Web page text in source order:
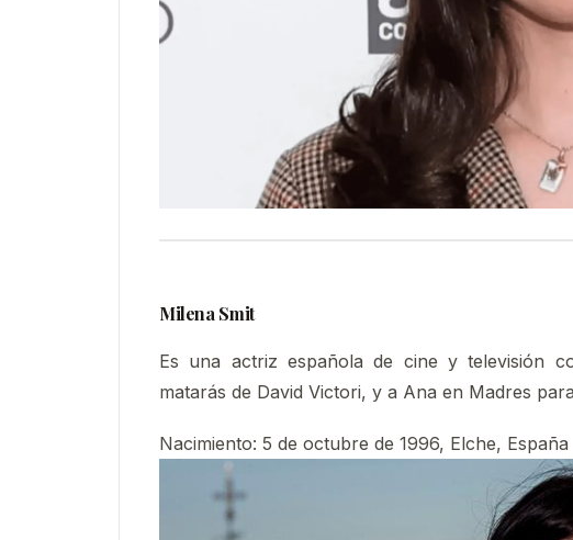
Milena Smit
Es una actriz española de cine y televisión
matarás de David Victori, y a Ana en Madres
Nacimiento: 5 de octubre de 1996, Elche, España